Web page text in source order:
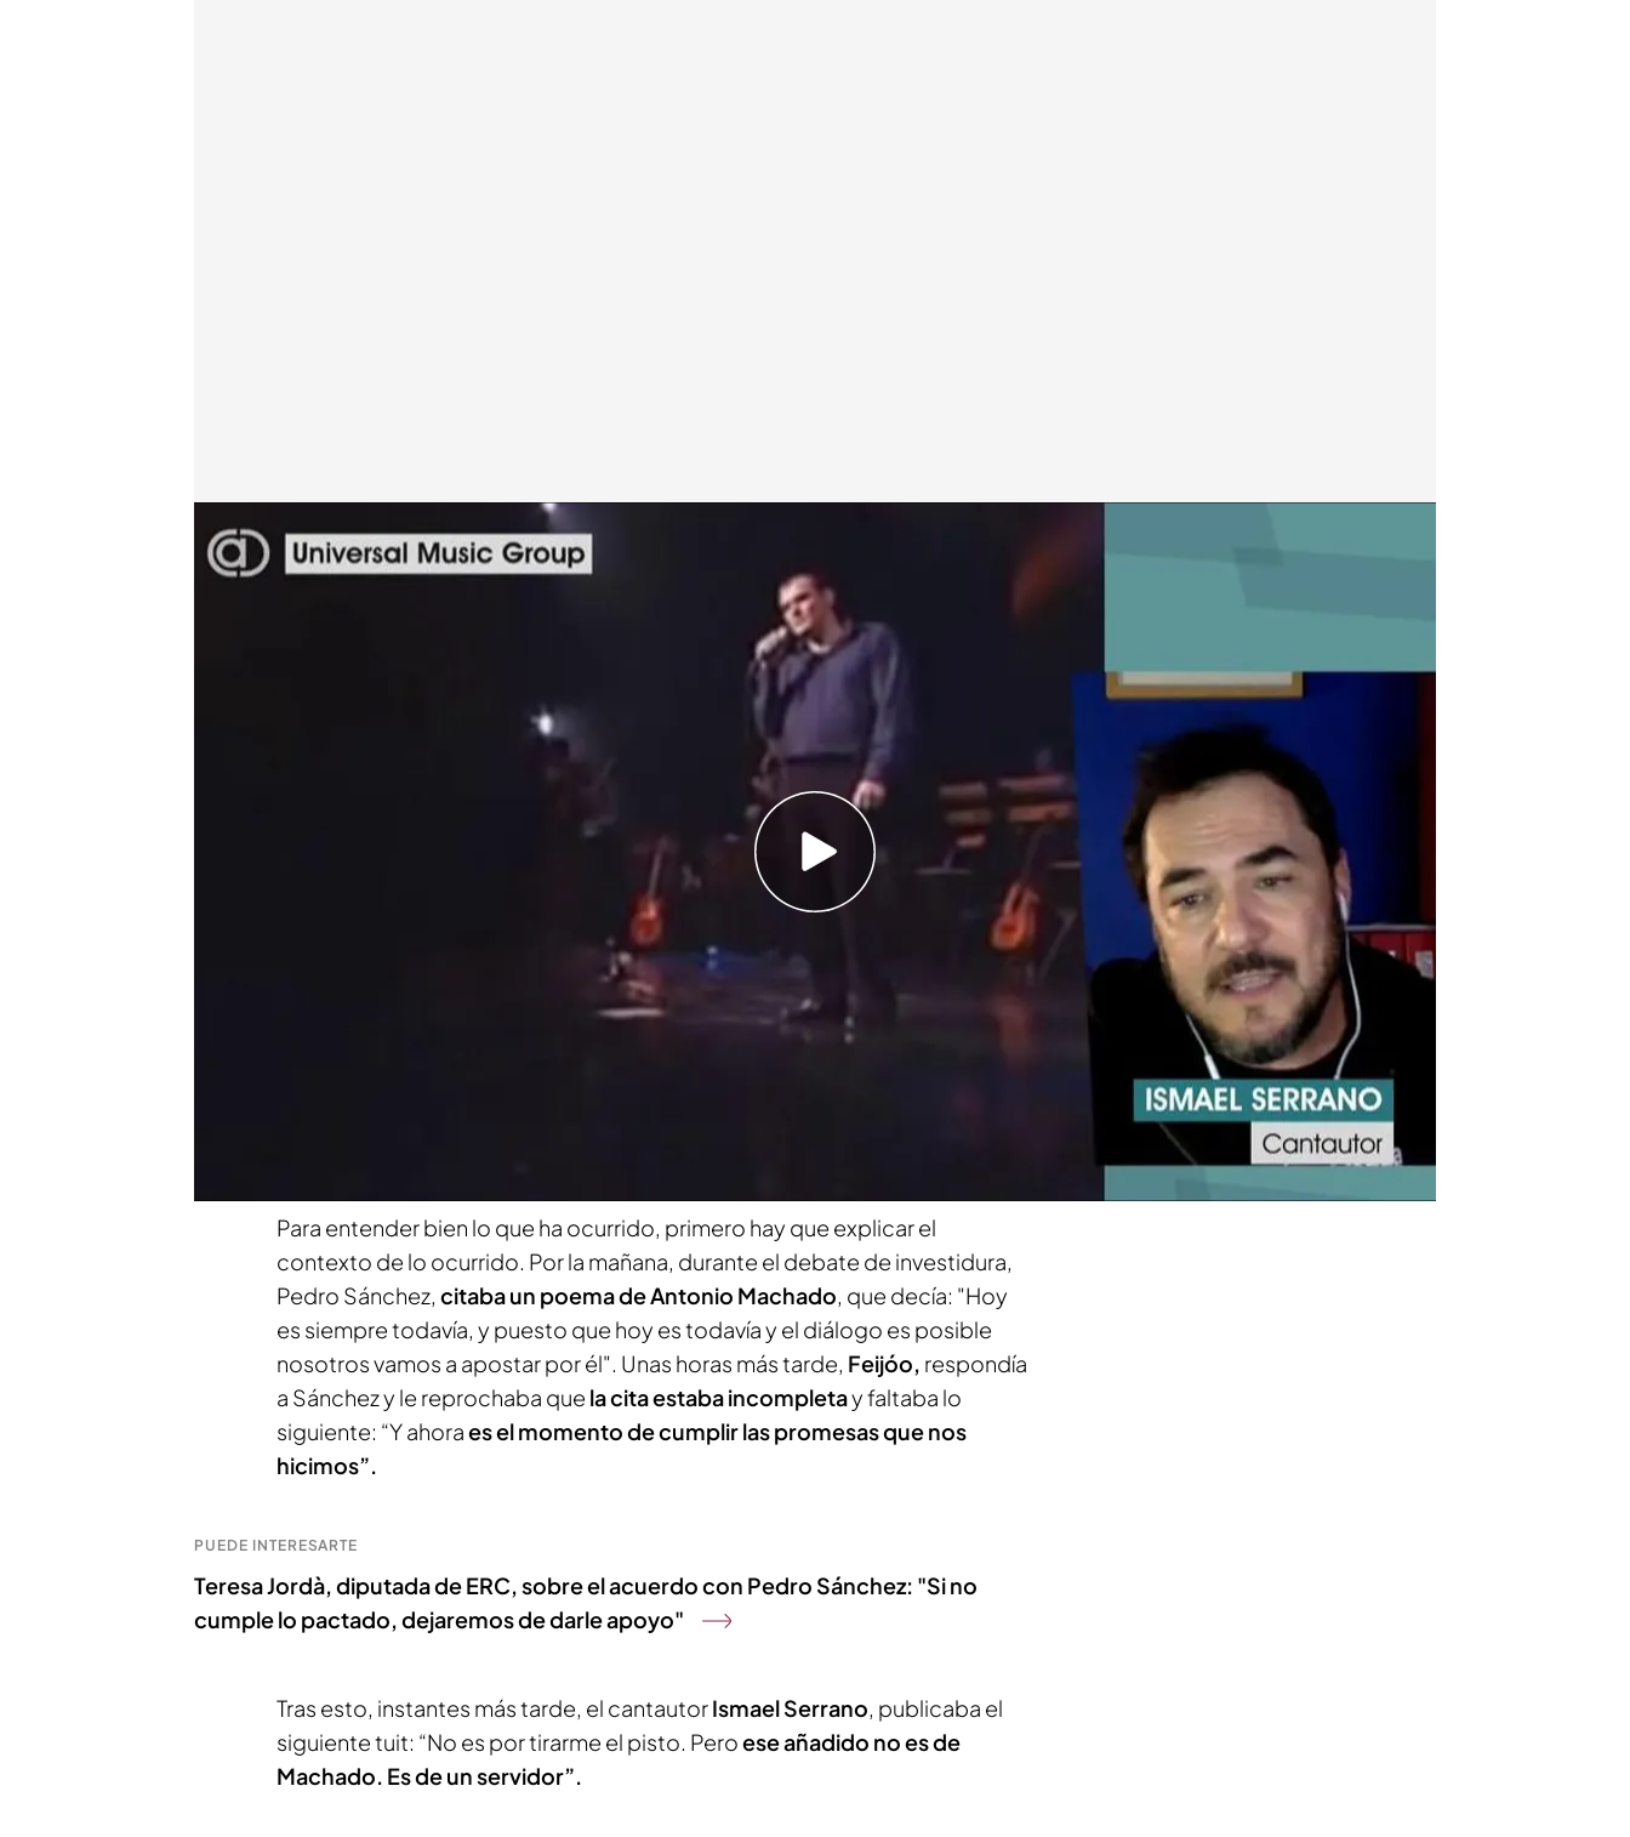
Ismael Serrano, cantautor español durante 'Cuatro al día'
Un error de Núñez Feijóo entre un poema de Antonio Machado y una
canción del cantautor Ismael Serrano, protagonista del debate de
"Damos por cierto todo lo que aparece en Google", afirmaba este
utilizaba una cita deAntonio Machado
en su discurso y
le echaba en cara que no la había dicho de manera completa. Sin
Para entender bien lo que ha ocurrido, primero hay que explicar el
contexto de lo ocurrido. Por la mañana, durante el debate de investidura,
Pedro Sánchez, citaba un poema de Antonio Machado, que decía: "Hoy
es siempre todavía, y puesto que hoy es todavía y el diálogo es posible
nosotros vamos a apostar por él". Unas horas más tarde, Feijóo, respondía
a Sánchez y le reprochaba que la cita estaba incompletay faltaba lo
siguiente: “Y ahoraes el momento de cumplir las promesas que nos
hicimos”.
PUEDE INTERESARTE
Teresa Jordà, diputada de ERC, sobre el acuerdo con Pedro Sánchez: "Si no
cumple lo pactado, dejaremos de darle apoyo"
Tras esto, instantes más tarde, el cantautorIsmael Serrano, publicaba el
siguiente tuit: “No es por tirarme el pisto. Peroese añadido no es de
Machado. Es de un servidor”.